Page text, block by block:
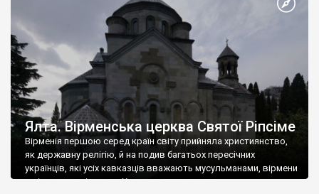
А потім було Хрещення Русі. На честь Херсонесу Таврійського
Ялта. Вірменська церква Святої Ріпсіме
Вірменія першою серед країн світу прийняла християнство,
як державну релігію, й на подив багатьох пересічних
українців, які усіх кавказців вважають мусульманами, вірмени
є відданими вірянами Христа